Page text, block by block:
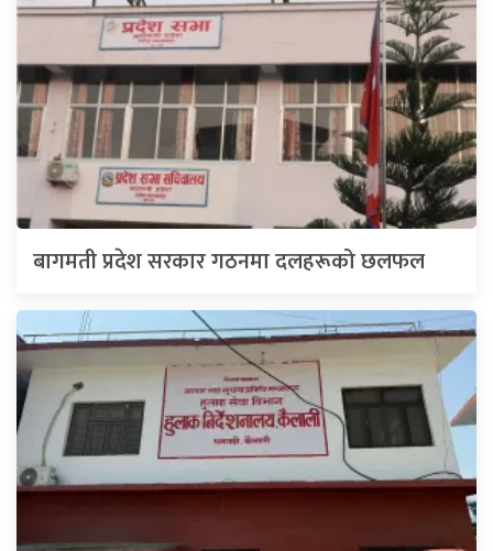
बागमती प्रदेश सरकार गठनमा दलहरूको छलफल